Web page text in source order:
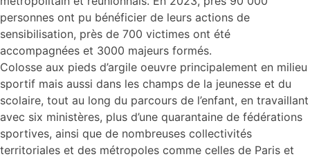
personnes ont pu bénéficier de leurs actions de
sensibilisation, près de 700 victimes ont été
accompagnées et 3000 majeurs formés.
Colosse aux pieds d’argile oeuvre principalement en milieu
sportif mais aussi dans les champs de la jeunesse et du
scolaire, tout au long du parcours de l’enfant, en travaillant
avec six ministères, plus d’une quarantaine de fédérations
sportives, ainsi que de nombreuses collectivités
territoriales et des métropoles comme celles de Paris et